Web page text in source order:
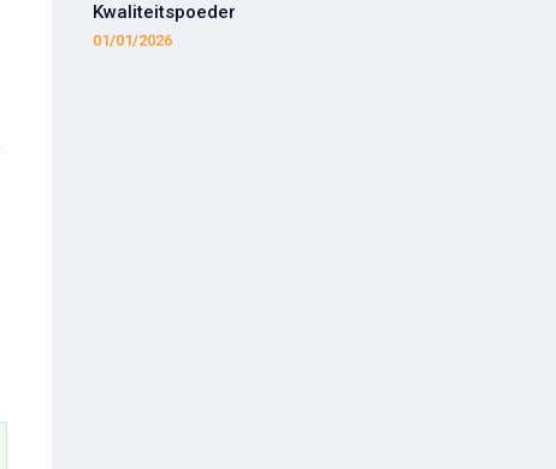
Kwaliteitspoeder
01/01/2026